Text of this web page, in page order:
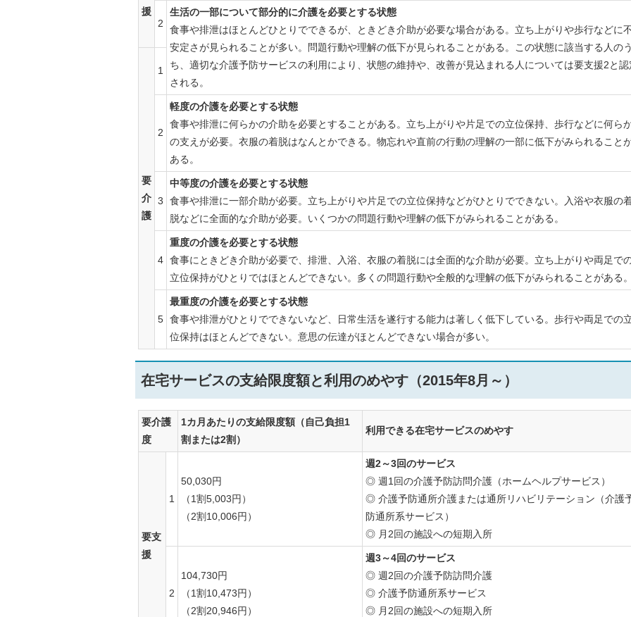
援
2
生活の一部について部分的に介護を必要とする状態
食事や排泄はほとんどひとりでできるが、ときどき介助が必要な場合がある。立ち上がりや歩行などに
安定さが見られることが多い。問題行動や理解の低下が見られることがある。この状態に該当する人のう
ち、適切な介護予防サービスの利用により、状態の維持や、改善が見込まれる人については要支援2と認
される。
要
介
護
1
2
軽度の介護を必要とする状態
食事や排泄に何らかの介助を必要とすることがある。立ち上がりや片足での立位保持、歩行などに何ら
の支えが必要。衣服の着脱はなんとかできる。物忘れや直前の行動の理解の一部に低下がみられること
ある。
3
中等度の介護を必要とする状態
食事や排泄に一部介助が必要。立ち上がりや片足での立位保持などがひとりでできない。入浴や衣服の
脱などに全面的な介助が必要。いくつかの問題行動や理解の低下がみられることがある。
4
重度の介護を必要とする状態
食事にときどき介助が必要で、排泄、入浴、衣服の着脱には全面的な介助が必要。立ち上がりや両足で
立位保持がひとりではほとんどできない。多くの問題行動や全般的な理解の低下がみられることがある。
5
最重度の介護を必要とする状態
食事や排泄がひとりでできないなど、日常生活を遂行する能力は著しく低下している。歩行や両足での
位保持はほとんどできない。意思の伝達がほとんどできない場合が多い。
在宅サービスの支給限度額と利用のめやす（2015年8月～）
要介護
度
1カ月あたりの支給限度額（自己負担1
割または2割）
利用できる在宅サービスのめやす
要支
援
1
50,030円
（1割5,003円）
（2割10,006円）
週2～3回のサービス
◎ 週1回の介護予防訪問介護（ホームヘルプサービス）
◎ 介護予防通所介護または通所リハビリテーション（介護
防通所系サービス）
◎ 月2回の施設への短期入所
2
104,730円
（1割10,473円）
（2割20,946円）
週3～4回のサービス
◎ 週2回の介護予防訪問介護
◎ 介護予防通所系サービス
◎ 月2回の施設への短期入所